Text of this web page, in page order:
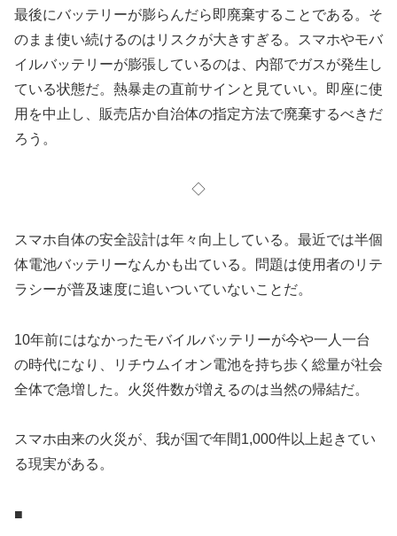
最後にバッテリーが膨らんだら即廃棄することである。そ
のまま使い続けるのはリスクが大きすぎる。スマホやモバ
イルバッテリーが膨張しているのは、内部でガスが発生し
ている状態だ。熱暴走の直前サインと見ていい。即座に使
用を中止し、販売店か自治体の指定方法で廃棄するべきだ
ろう。
◇
スマホ自体の安全設計は年々向上している。最近では半個
体電池バッテリーなんかも出ている。問題は使用者のリテ
ラシーが普及速度に追いついていないことだ。
10年前にはなかったモバイルバッテリーが今や一人一台
の時代になり、リチウムイオン電池を持ち歩く総量が社会
全体で急増した。火災件数が増えるのは当然の帰結だ。
スマホ由来の火災が、我が国で年間1,000件以上起きてい
る現実がある。
■